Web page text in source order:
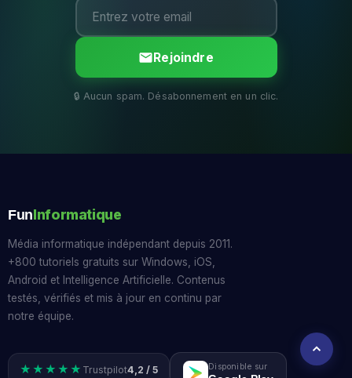
Rejoindre
FunInformatique
Média informatique indépendant depuis 2011.
+800 tutoriels gratuits sur Windows, iOS,
Android et Intelligence Artificielle. Contenus
testés, vérifiés et mis à jour en continu par
notre équipe.
★★★★★ Trustpilot4,2 / 5 Disponible sur